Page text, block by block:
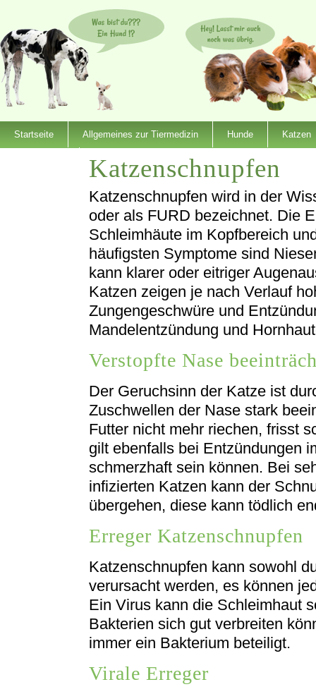
Startseite Allgemeines zur Tiermedizin Hunde Katzen
Katzenschnupfen
Katzenschnupfen wird in der
oder als FURD bezeichnet. Die
Schleimhäute im Kopfbereich
häufigsten Symptome sind
kann klarer oder eitriger
Katzen zeigen je nach Verlauf
Zungengeschwüre und
Mandelentzündung und
Verstopfte Nase
Der Geruchsinn der Katze ist
Zuschwellen der Nase stark
Futter nicht mehr riechen, frisst
gilt ebenfalls bei Entzündungen
schmerzhaft sein können. Bei
infizierten Katzen kann der
übergehen, diese kann tödlich
Erreger Katzenschnupfen
Katzenschnupfen kann sowohl
verursacht werden, es können
Ein Virus kann die Schleimhaut
Bakterien sich gut verbreiten
immer ein Bakterium beteiligt.
Virale Erreger